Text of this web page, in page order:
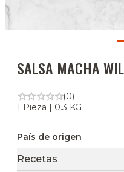
SALSA MACHA
(0)
1 Pieza | 0.3 KG
País de origen
Recetas